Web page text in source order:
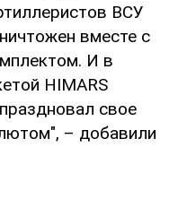
ВСУ
вместе с
И в
HIMARS
свое
– добавили